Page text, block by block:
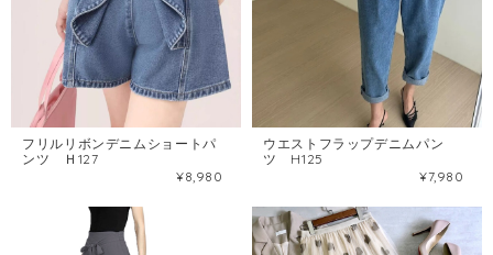
フリルリボンデニムショートパ
ンツ Ｈ127
¥8,980
ウエストフラップデニムパン
ツ H125
¥7,980